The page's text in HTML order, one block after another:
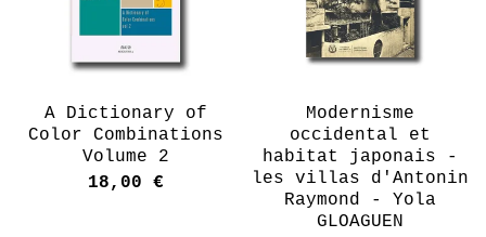
A Dictionary of
Color Combinations
Volume 2
18,00 €
Modernisme
occidental et
habitat japonais -
les villas d'Antonin
Raymond - Yola
GLOAGUEN